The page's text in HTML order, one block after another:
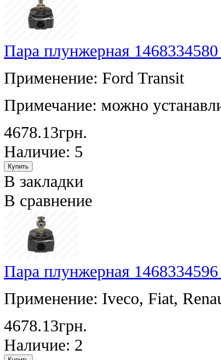
Пара плунжерная
Применение: Ford Transit
Примечание: можно
4678.13грн.
Наличие: 5
В закладки
В сравнение
Пара плунжерная
Применение: Iveco, Fiat,
4678.13грн.
Наличие: 2